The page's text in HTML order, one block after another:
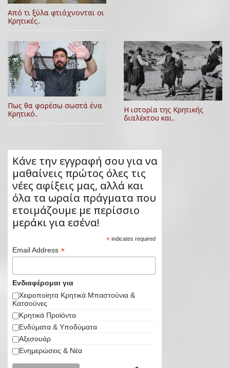
Από τι ξύλα φτιάχνονται οι
Κρητικές..
Πως θα φορέσω σωστά ένα
Κρητικό..
Η ιστορία της Κρητικής
διαλέκτου και..
Κάνε την εγγραφή σου για να
μαθαίνεις πρώτος όλες τις
νέες αφίξεις μας, αλλά και
όλα τα ωραία πράγματα που
ετοιμάζουμε με περίσσιο
μεράκι για εσένα!
* indicates required
Email Address *
Ενδιαφέρομαι για
Χειροποίητα Κρητικά Μπαστούνια &
Κατσούνες
Κρητικά Προϊόντα
Ενδύματα & Υποδύματα
Αξεσουάρ
Ενημερώσεις & Νέα